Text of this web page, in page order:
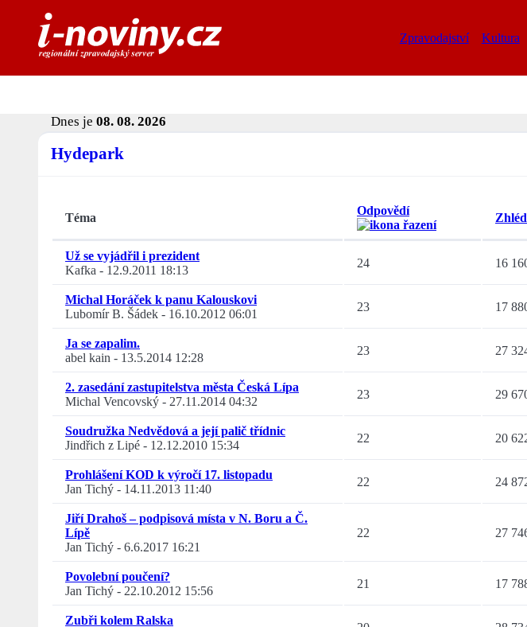
Zpravodajství Kultura
Dnes je 08. 08. 2026
Hydepark
Téma
Odpovědí
Už se vyjádřil i prezident
Kafka - 12.9.2011 18:13
24 16
Michal Horáček k panu Kalouskovi
Lubomír B. Šádek - 16.10.2012 06:01
23 17
Ja se zapalim.
abel kain - 13.5.2014 12:28
23 27
2. zasedání zastupitelstva města Česká Lípa
Michal Vencovský - 27.11.2014 04:32
23 29
Soudružka Nedvědová a její palič třídnic
Jindřich z Lipé - 12.12.2010 15:34
22 20
Prohlášení KOD k výročí 17. listopadu
Jan Tichý - 14.11.2013 11:40
22 24
Jiří Drahoš – podpisová místa v N. Boru a Č.
Lípě
Jan Tichý - 6.6.2017 16:21
22 27
Povolební poučení?
Jan Tichý - 22.10.2012 15:56
21 17
Zubři kolem Ralska